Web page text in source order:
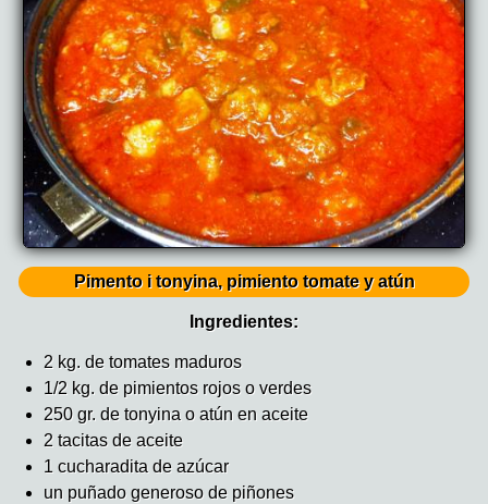
Pimento i tonyina, pimiento tomate y atún
Ingredientes:
2 kg. de tomates maduros
1/2 kg. de pimientos rojos o verdes
250 gr. de tonyina o atún en aceite
2 tacitas de aceite
1 cucharadita de azúcar
un puñado generoso de piñones